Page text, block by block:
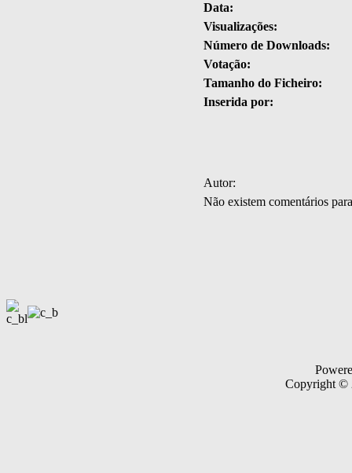
Data:
Visualizações:
Número de Downloads:
Votação:
Tamanho do Ficheiro:
Inserida por:
Autor:
Não existem comentários
Copyright ©